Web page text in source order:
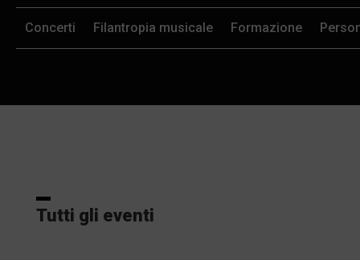
Formazione
Concerti Filantropia musicale
Tutti gli eventi